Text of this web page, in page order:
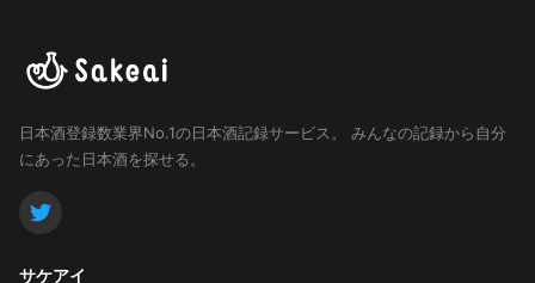
日本酒登録数業界No.1の日本酒記録サービス。
みんなの記録から自分
にあった日本酒を探せる。
サケアイ